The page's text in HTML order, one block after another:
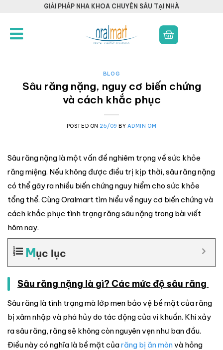
GIẢI PHÁP NHA KHOA CHUYÊN SÂU TẠI NHÀ
BLOG
Sâu răng nặng, nguy cơ biến chứng
và cách khắc phục
POSTED ON 25/09 BY ADMIN OM
Sâu răng nặng là một vấn đề nghiêm trọng về sức khỏe
răng miệng. Nếu không được điều trị kịp thời, sâu răng nặng
có thể gây ra nhiều biến chứng nguy hiểm cho sức khỏe
tổng thể. Cùng Oralmart tìm hiểu về nguy cơ biến chứng và
cách khắc phục tình trạng răng sâu nặng trong bài viết
hôm nay.
Mục lục
Sâu răng nặng là gì? Các mức độ sâu răng
Sâu răng là tình trạng mà lớp men bảo vệ bề mặt của răng
bị xâm nhập và phá hủy do tác động của vi khuẩn. Khi xảy
ra sâu răng, răng sẽ không còn nguyên vẹn như ban đầu.
Điều này có nghĩa là bề mặt củarăng bị ăn mònvà hỏng